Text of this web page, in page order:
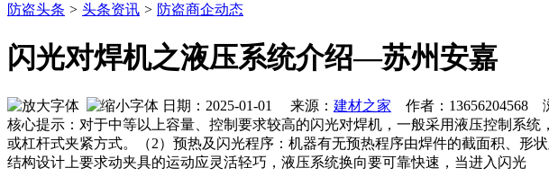
防盗头条 > 头条资讯 > 防盗商企动态
闪光对焊机之液压系统介绍—苏州安嘉
日期：2025-01-01 来源： 建材之家 作者：13656204568
核心提示：对于中等以上容量、控制要求较高的闪光对焊机，一般采用液压控制系
或杠杆式夹紧方式。（2）预热及闪光程序：机器有无预热程序由焊件的截面积、
结构设计上要求动夹具的运动应灵活轻巧，液压系统换向要可靠快速，当进入闪光